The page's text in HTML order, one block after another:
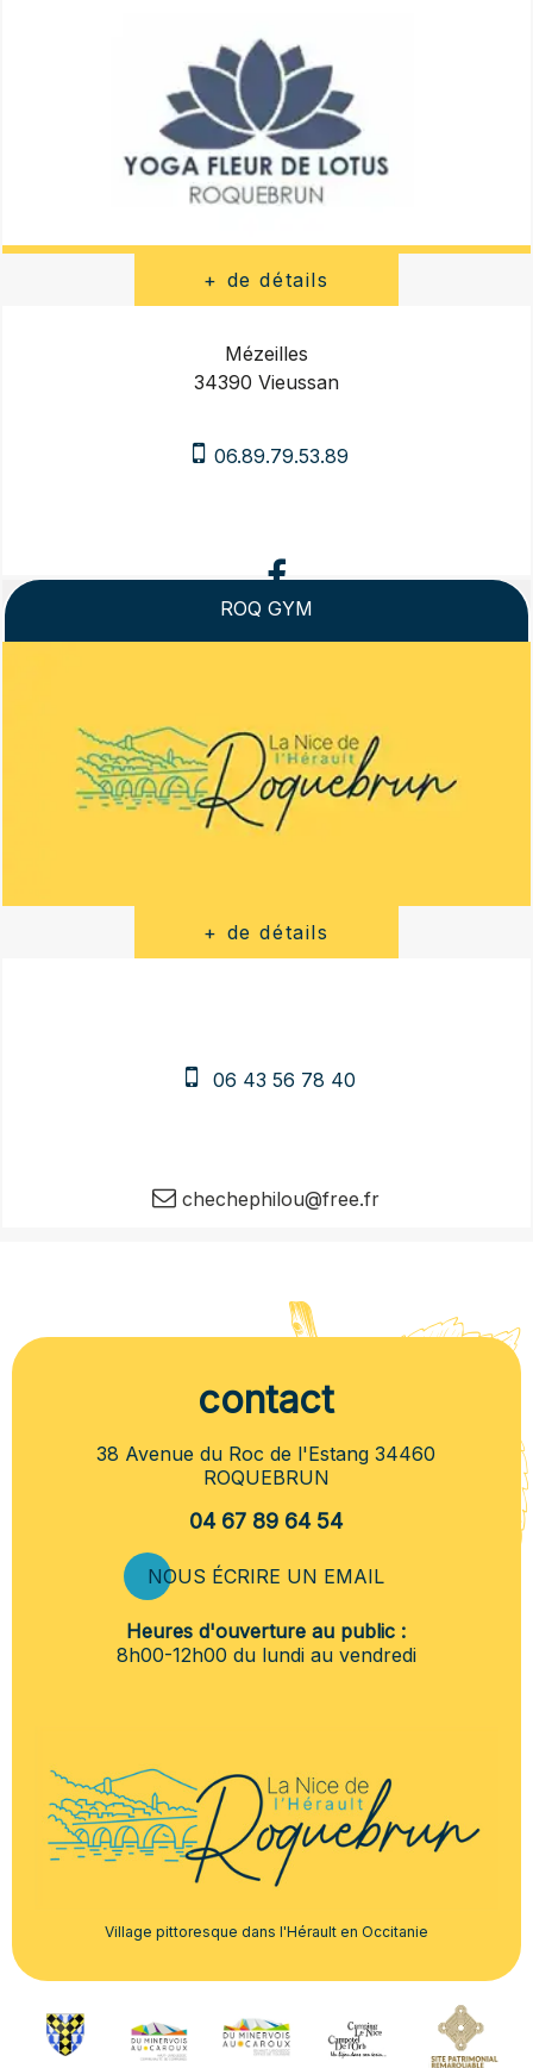
Mézeilles
34390 Vieussan
06.89.79.53.89
ROQ GYM
06 43 56 78 40
chechephilou@free.fr
contact
38 Avenue du Roc de l'Estang 34460
ROQUEBRUN
04 67 89 64 54
NOUS ÉCRIRE UN EMAIL
Heures d'ouverture au public :
8h00-12h00 du lundi au vendredi
Village pittoresque dans l'Hérault en Occitanie